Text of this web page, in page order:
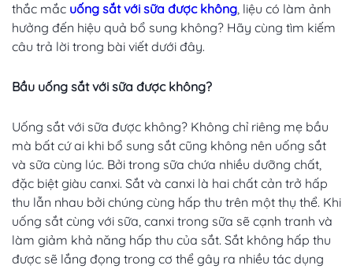
thắc mắc uống sắt với sữa được không, liệu có làm ảnh
hưởng đến hiệu quả bổ sung không? Hãy cùng tìm kiếm
câu trả lời trong bài viết dưới đây.
Bầu uống sắt với sữa được không?
Uống sắt với sữa được không? Không chỉ riêng mẹ bầu
mà bất cứ ai khi bổ sung sắt cũng không nên uống sắt
và sữa cùng lúc. Bởi trong sữa chứa nhiều dưỡng chất,
đặc biệt giàu canxi. Sắt và canxi là hai chất cản trở hấp
thu lẫn nhau bởi chúng cùng hấp thu trên một thụ thể. Khi
uống sắt cùng với sữa, canxi trong sữa sẽ cạnh tranh và
làm giảm khả năng hấp thu của sắt. Sắt không hấp thu
được sẽ lắng đọng trong cơ thể gây ra nhiều tác dụng